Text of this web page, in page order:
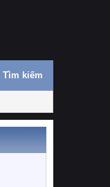
Tìm kiếm